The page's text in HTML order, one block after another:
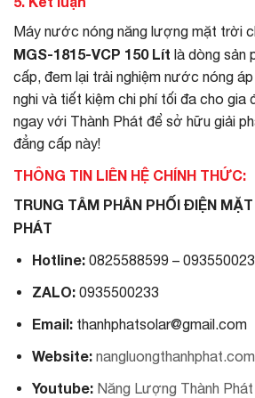
Máy nước nóng năng lượng mặt trời
MGS-1815-VCP 150 Lít là dòng sản
cấp, đem lại trải nghiệm nước nóng
nghi và tiết kiệm chi phí tối đa cho gia
ngay với Thành Phát để sở hữu giải
đẳng cấp này!
THÔNG TIN LIÊN HỆ CHÍNH THỨC:
TRUNG TÂM PHÂN PHỐI ĐIỆN
PHÁT
Hotline:0825588599 –
ZALO:0935500233
Email:thanhphatsolar@gmail.com
Website: nangluongthanhphat.com
Youtube: Năng Lượng Thành Phát